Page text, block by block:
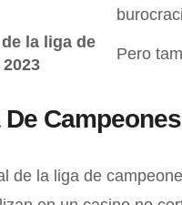
la liga de
Pero
de la liga de